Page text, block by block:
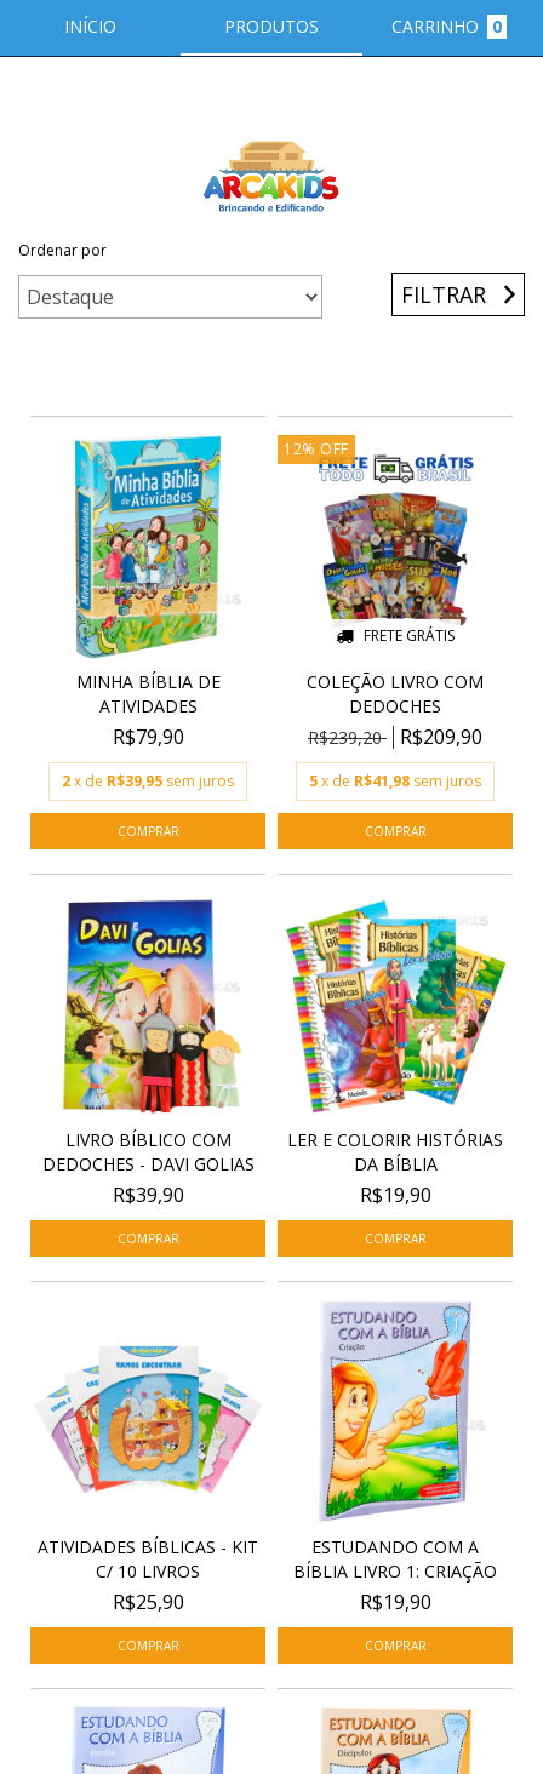
INÍCIO PRODUTOS CARRINHO 0
Início / Livros
Ordenar por
FILTRAR
MINHA BÍBLIA DE
ATIVIDADES
R$79,90
2x de R$39,95 sem juros
12% OFF
FRETE GRÁTIS
COLEÇÃO LIVRO COM
DEDOCHES
R$239,20
R$209,90
5x de R$41,98 sem juros
LIVRO BÍBLICO COM
DEDOCHES - DAVI GOLIAS
R$39,90
LER E COLORIR HISTÓRIAS
DA BÍBLIA
R$19,90
ATIVIDADES BÍBLICAS - KIT
C/ 10 LIVROS
R$25,90
ESTUDANDO COM A
BÍBLIA LIVRO 1: CRIAÇÃO
R$19,90